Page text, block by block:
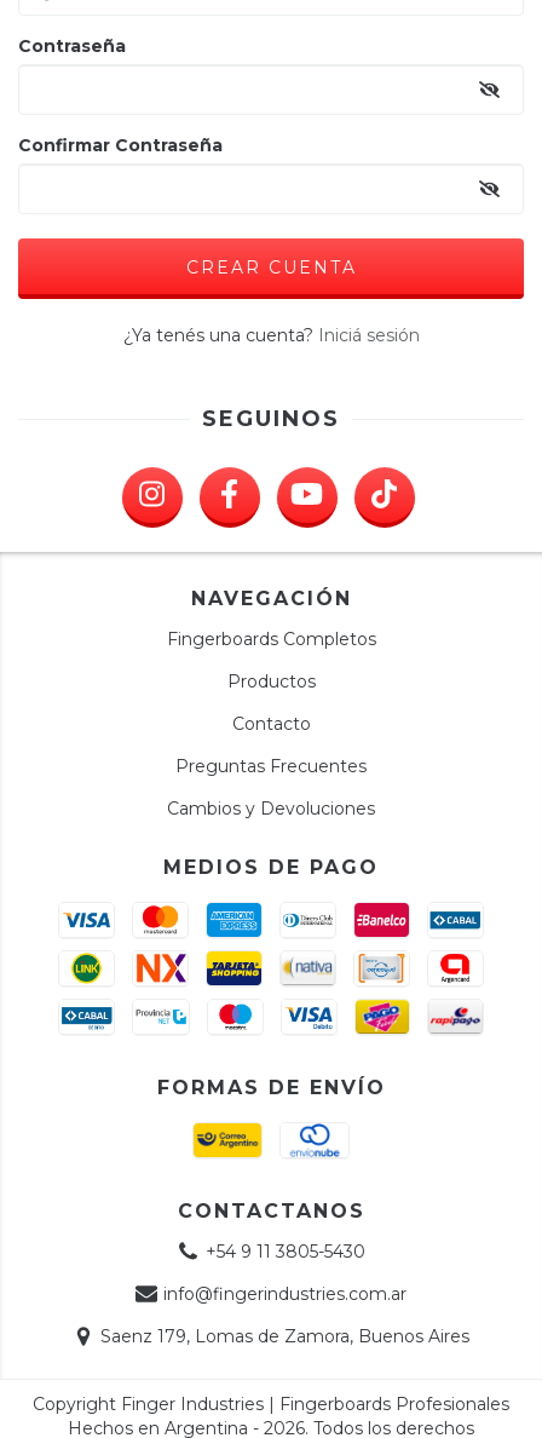
Contraseña
Confirmar Contraseña
¿Ya tenés una cuenta? Iniciá sesión
SEGUINOS
NAVEGACIÓN
Fingerboards Completos
Productos
Contacto
Preguntas Frecuentes
Cambios y Devoluciones
MEDIOS DE PAGO
FORMAS DE ENVÍO
CONTACTANOS
+54 9 11 3805-5430
info@fingerindustries.com.ar
Saenz 179, Lomas de Zamora, Buenos Aires
Copyright Finger Industries | Fingerboards Profesionales
Hechos en Argentina - 2026. Todos los derechos